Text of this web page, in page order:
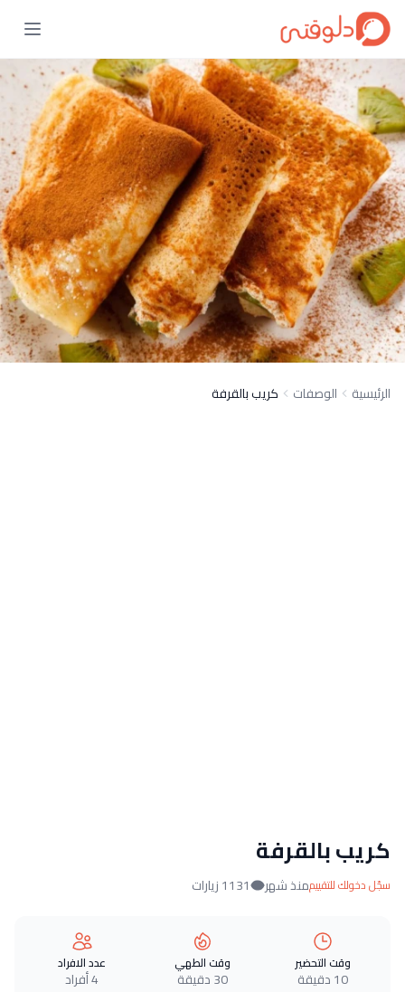
الرئيسية الوصفات كريب بالقرفة
كريب بالقرفة
سجّل دخولك للتقييممنذ شهر 1131 زيارات
وقت التحضير
10 دقيقة
وقت الطهي
30 دقيقة
عدد الافراد
4 أفراد